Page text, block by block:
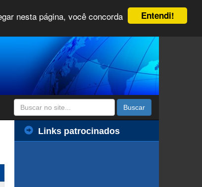
Entendi!
nesta página, você concorda
Buscar
Links patrocinados